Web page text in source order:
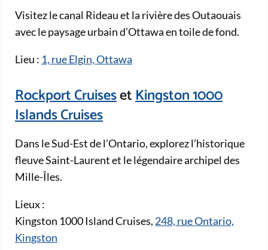
Visitez le canal Rideau et la rivière des Outaouais
avec le paysage urbain d’Ottawa en toile de fond.
Lieu : 1, rue Elgin, Ottawa
Rockport CruisesetKingston 1000
Islands Cruises
Dans le Sud-Est de l’Ontario, explorez l’historique
fleuve Saint-Laurent et le légendaire archipel des
Mille-Îles.
Lieux :
Kingston 1000 Island Cruises, 248, rue Ontario,
Kingston